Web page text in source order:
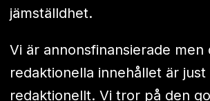
jämställdhet.
Vi är annonsfinansierade men
redaktionella innehållet är just
redaktionellt. Vi tror på den